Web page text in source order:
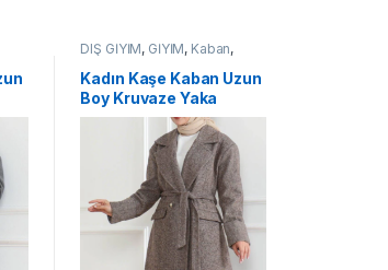
DIŞ GİYİM, GİYİM, Kaban,
Kadın Kaşe Kaban Uzun
Boy Kruvaze Yaka
Kuşaklı Tesettür Kaşe
Kaban Astarlı Yünlü –